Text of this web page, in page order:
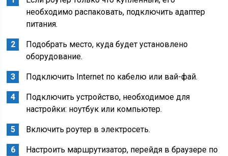
необходимо распаковать, подключить адаптер
питания.
Подобрать место, куда будет установлено
оборудование.
Подключить Internet по кабелю или вай-фай.
Подключить устройство, необходимое для
настройки: ноутбук или компьютер.
Включить роутер в электросеть.
Настроить маршрутизатор, перейдя в браузере по